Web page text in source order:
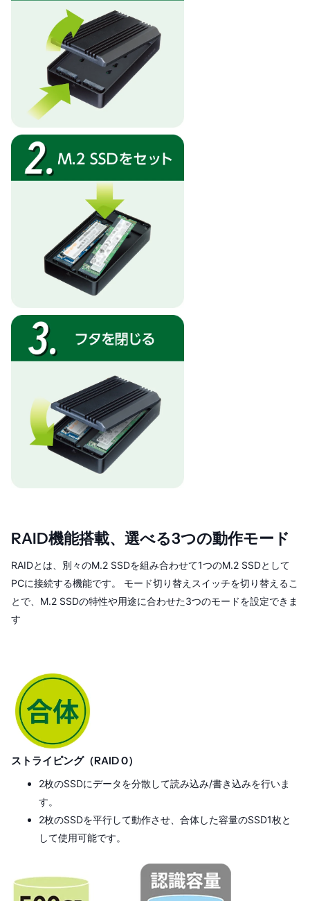
RAID機能搭載、選べる3つの動作モード
RAIDとは、別々のM.2 SSDを組み合わせて1つのM.2 SSDとして
PCに接続する機能です。 モード切り替えスイッチを切り替えるこ
とで、M.2 SSDの特性や用途に合わせた3つのモードを設定できま
す
ストライピング（RAID 0）
2枚のSSDにデータを分散して読み込み/書き込みを行いま
す。
2枚のSSDを平行して動作させ、合体した容量のSSD1枚と
して使用可能です。